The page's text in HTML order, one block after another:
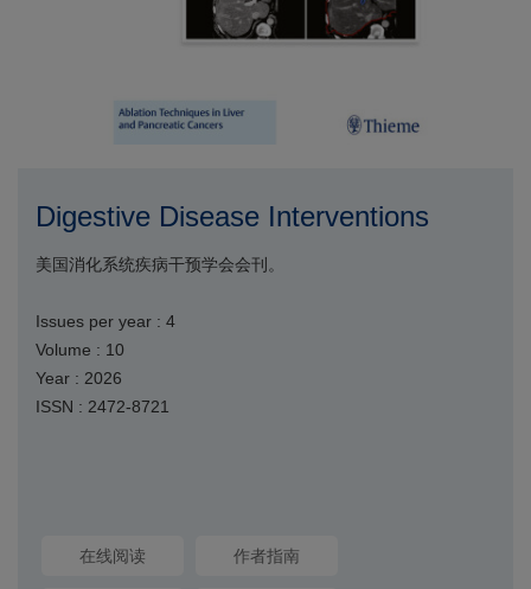
Digestive Disease Interventions
美国消化系统疾病干预学会会刊。
Issues per year : 4
Volume : 10
Year : 2026
ISSN : 2472-8721
在线阅读 作者指南